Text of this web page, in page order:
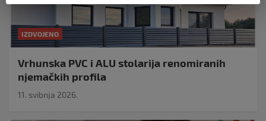
IZDVOJENO
Vrhunska PVC i ALU stolarija renomiranih
njemačkih profila
11. svibnja 2026.